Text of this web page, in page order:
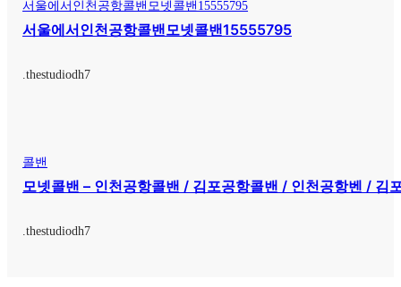
서울에서인천공항콜밴모넷콜밴15555795
서울에서인천공항콜밴모넷콜밴15555795
.thestudiodh7
콜밴
모넷콜밴 – 인천공항콜밴 / 김포공항콜밴 / 인천공항벤 / 김
.thestudiodh7